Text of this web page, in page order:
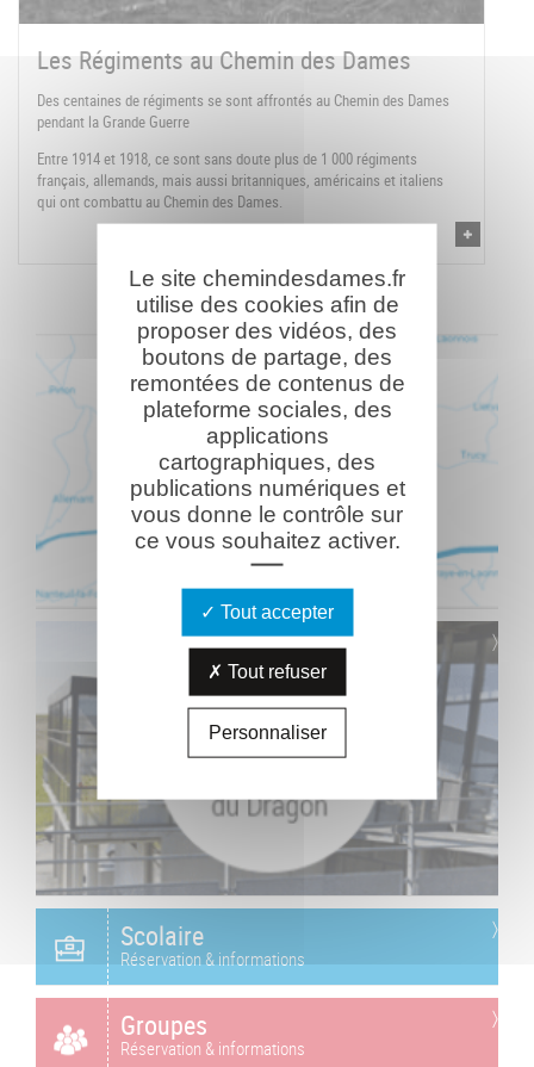
Les Régiments au Chemin des Dames
Des centaines de régiments se sont affrontés au Chemin des Dames
pendant la Grande Guerre
Entre 1914 et 1918, ce sont sans doute plus de 1 000 régiments
français, allemands, mais aussi britanniques, américains et italiens
qui ont combattu au Chemin des Dames.
Scolaire
Réservation & informations
Groupes
Réservation & informations
Le site chemindesdames.fr
utilise des cookies afin de
proposer des vidéos, des
boutons de partage, des
remontées de contenus de
plateforme sociales, des
applications
cartographiques, des
publications numériques et
vous donne le contrôle sur
ce vous souhaitez activer.
Tout accepter
Tout refuser
Personnaliser